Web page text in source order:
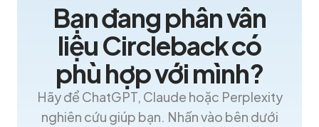
Bạn đang phân vân
liệu Circleback có
phù hợp với mình?
Hãy để ChatGPT, Claude hoặc Perplexity
nghiên cứu giúp bạn. Nhấn vào bên dưới